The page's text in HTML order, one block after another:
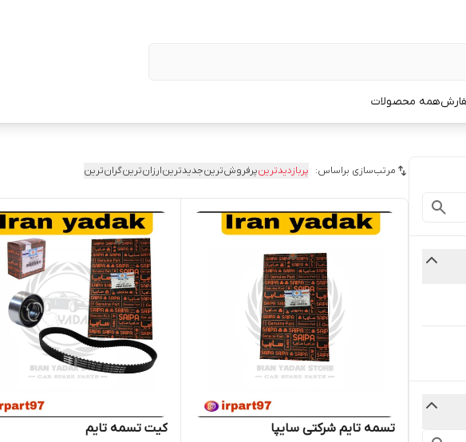
همه محصولات
مرتب‌سازی براساس: پربازدیدترینپرفروش‌ترینجدیدترینارزان‌ترینگران‌ترین
تسمه تایم شرکتی سایپا
کیت تسمه تایم